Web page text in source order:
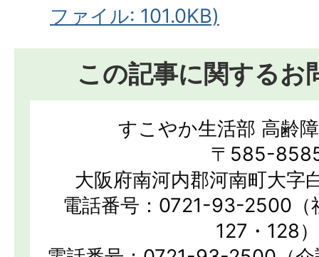
ファイル: 101.0KB)
この記事に関するお
すこやか生活部 高齢
〒585-
大阪府南河内郡河南町大字
電話番号：0721-93-2500（
127・128）